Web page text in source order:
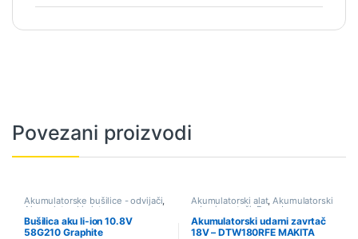
Povezani proizvodi
Akumulatorske bušilice - odvijači,
Akumulatorski alat
Bušilica aku li-ion 10.8V
58G210 Graphite
Akumulatorski alat,Akumulatorski
udarni zavrtači Ponuda
Akumulatorski udarni zavrtač
18V – DTW180RFE MAKITA